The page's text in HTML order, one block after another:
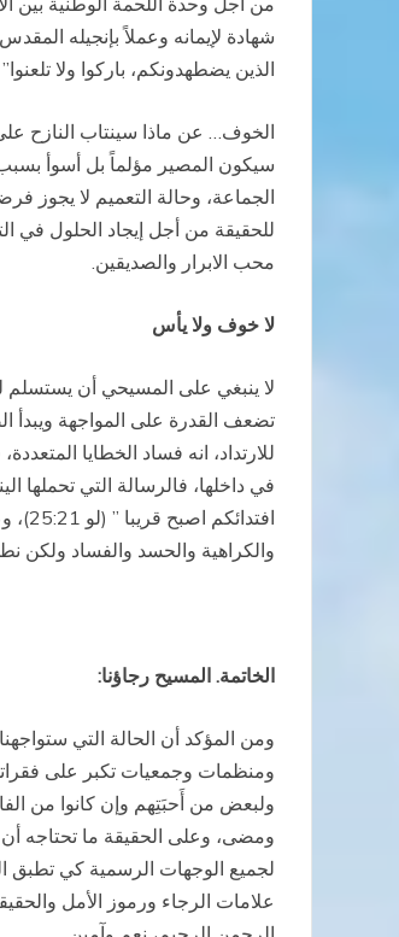
شهادة لإيمانه وعملاً بإنجيله
الذين يضطهدونكم، باركوا ولا تلعنوا” (متى 44:5). وكان الله
الخوف… عن ماذا سينتاب النازح
سيكون المصير مؤلماً بل أسوأ بسبب
الجماعة، وحالة التعميم لا يجوز
للحقيقة من أجل إيجاد الحلول في
محب الابرار والصديقين.
لا خوف ولا يأس
تضعف القدرة على المواجهة ويبدأ
للارتداد، انه فساد الخطايا
في داخلها، فالرسالة التي
والكراهية والحسد والفساد ولكن
الخاتمة. المسيح رجاؤنا:
ومن المؤكد أن الحالة التي
ومنظمات وجمعيات تكبر على
ومضى، وعلى الحقيقة ما تحتاجه
لجميع الوجهات الرسمية كي تطبق
علامات الرجاء ورموز الأمل